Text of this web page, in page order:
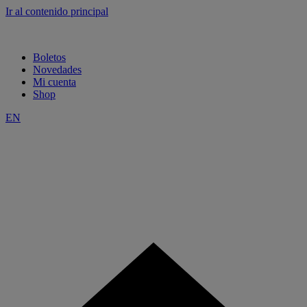
Ir al contenido principal
Boletos
Novedades
Mi cuenta
Shop
EN